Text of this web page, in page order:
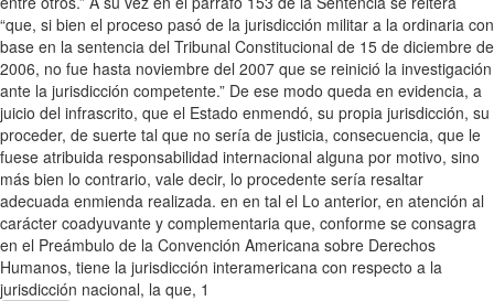
“que, si bien el proceso pasó de la jurisdicción militar a la ordinaria con
base en la sentencia del Tribunal Constitucional de 15 de diciembre de
2006, no fue hasta noviembre del 2007 que se reinició la investigación
ante la jurisdicción competente.” De ese modo queda en evidencia, a
juicio del infrascrito, que el Estado enmendó, su propia jurisdicción, su
proceder, de suerte tal que no sería de justicia, consecuencia, que le
fuese atribuida responsabilidad internacional alguna por motivo, sino
más bien lo contrario, vale decir, lo procedente sería resaltar
adecuada enmienda realizada. en en tal el Lo anterior, en atención al
carácter coadyuvante y complementaria que, conforme se consagra
en el Preámbulo de la Convención Americana sobre Derechos
Humanos, tiene la jurisdicción interamericana con respecto a la
jurisdicción nacional, la que, 1